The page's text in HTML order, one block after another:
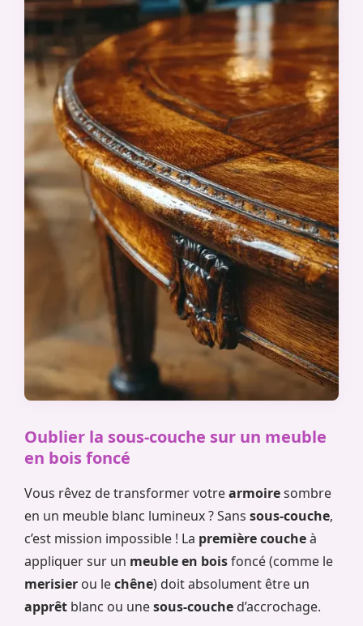
Oublier la sous-couche sur un meuble
en bois foncé
Vous rêvez de transformer votrearmoiresombre
en un meuble blanc lumineux ? Sans sous-couche,
c’est mission impossible ! La première coucheà
appliquer sur un meuble en boisfoncé (comme le
merisier ou lechêne) doit absolument être un
apprêt blanc ou unesous-couche d’accrochage.